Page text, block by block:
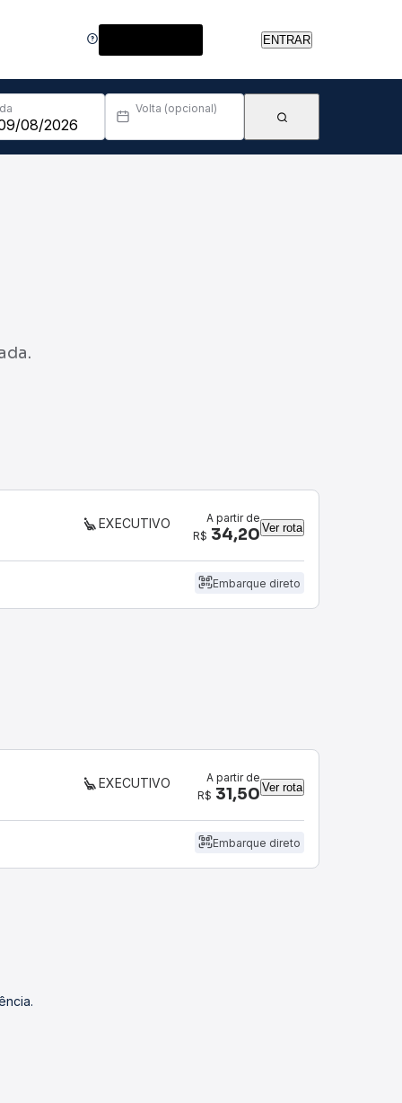
ENTRAR
Volta (opcional)
EXECUTIVO
A partir de
R$ 34,20 Ver rota
Embarque direto
EXECUTIVO
A partir de
R$ 31,50 Ver rota
Embarque direto